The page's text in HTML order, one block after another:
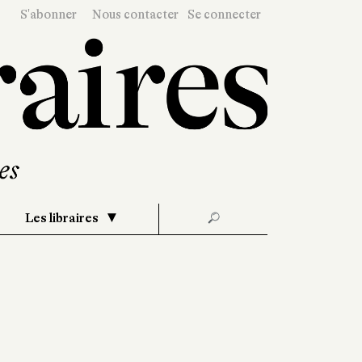
S'abonner Nous contacter Se connecter
Les libraires 🔎